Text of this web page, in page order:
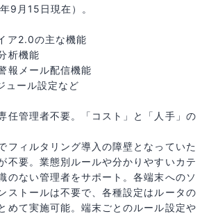
9月15日現在）。
ア2.0の主な機能
析機能
報メール配信機能
ュール設定など
任管理者不要。「コスト」と「人手」の
フィルタリング導入の障壁となっていた
不要。業態別ルールや分かりやすいカテ
のない管理者をサポート。各端末へのソ
ストールは不要で、各種設定はルータの
めて実施可能。端末ごとのルール設定や